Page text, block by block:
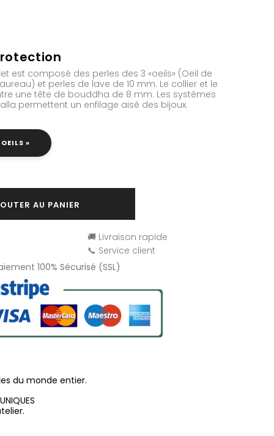
est composé des perles des 3 «oeils» (Oeil de
et perles de lave de 10 mm. Le collier et le
une tête de bouddha de 8 mm. Les systèmes
permettent un enfilage aisé des bijoux.
»
AU PANIER
🚚 Livraison rapide
📞 Service client
100% Sécurisé (SSL)
du monde entier.